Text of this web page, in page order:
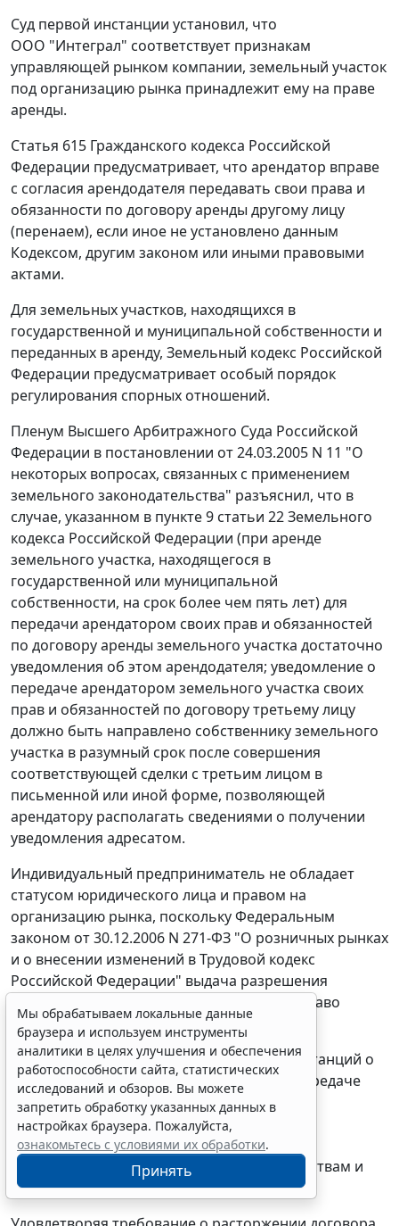
Суд первой инстанции установил, что
ООО "Интеграл" соответствует признакам
управляющей рынком компании, земельный участок
под организацию рынка принадлежит ему на праве
аренды.
Статья 615 Гражданского кодекса Российской
Федерации предусматривает, что арендатор вправе
с согласия арендодателя передавать свои права и
обязанности по договору аренды другому лицу
(перенаем), если иное не установлено данным
Кодексом, другим законом или иными правовыми
актами.
Для земельных участков, находящихся в
государственной и муниципальной собственности и
переданных в аренду, Земельный кодекс Российской
Федерации предусматривает особый порядок
регулирования спорных отношений.
Пленум Высшего Арбитражного Суда Российской
Федерации в постановлении от 24.03.2005 N 11 "О
некоторых вопросах, связанных с применением
земельного законодательства" разъяснил, что в
случае, указанном в пункте 9 статьи 22Земельного
кодекса Российской Федерации (при аренде
земельного участка, находящегося в
государственной или муниципальной
собственности, на срок более чем пять лет) для
передачи арендатором своих прав и обязанностей
по договору аренды земельного участка достаточно
уведомления об этом арендодателя; уведомление о
передаче арендатором земельного участка своих
прав и обязанностей по договору третьему лицу
должно быть направлено собственнику земельного
участка в разумный срок после совершения
соответствующей сделки с третьим лицом в
письменной или иной форме, позволяющей
арендатору располагать сведениями о получении
уведомления адресатом.
Индивидуальный предприниматель не обладает
статусом юридического лица и правом на
организацию рынка, посколькуФедеральным
законом от 30.12.2006 N 271-ФЗ "О розничных рынках
и о внесении изменений в Трудовой кодекс
Российской Федерации" выдача разрешения
индивидуальному предпринимателю на право
организации рынка не предусмотрена.
При таких данных выводы судов обеих инстанций о
недействительности всех договоров по передаче
прав и обязанностей по договору аренды
земельного участка от 12.05.2008 N 59/08
индивидуальным предпринимателям, не
противоречат установленным обстоятельствам и
примененным нормам права.
Мы обрабатываем локальные данные
браузера и используем инструменты
аналитики в целях улучшения и обеспечения
работоспособности сайта, статистических
исследований и обзоров. Вы можете
запретить обработку указанных данных в
настройках браузера. Пожалуйста,
ознакомьтесь с условиями их обработки.
Принять